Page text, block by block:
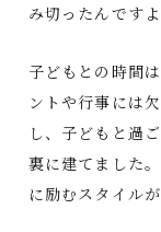
み切ったんですよ
子どもとの時間
ントや行事には
し、子どもと過
裏に建てました
に励むスタイル